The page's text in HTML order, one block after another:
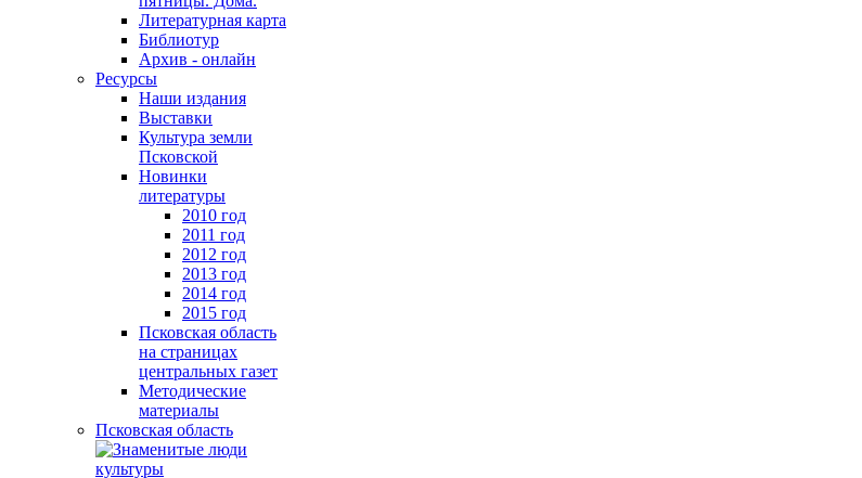
Литературная карта
Библиотур
Архив - онлайн
Ресурсы
Наши издания
Выставки
Культура земли
Псковской
Новинки
литературы
2010 год
2011 год
2012 год
2013 год
2014 год
2015 год
Псковская область
на страницах
центральных газет
Методические
материалы
Псковская область